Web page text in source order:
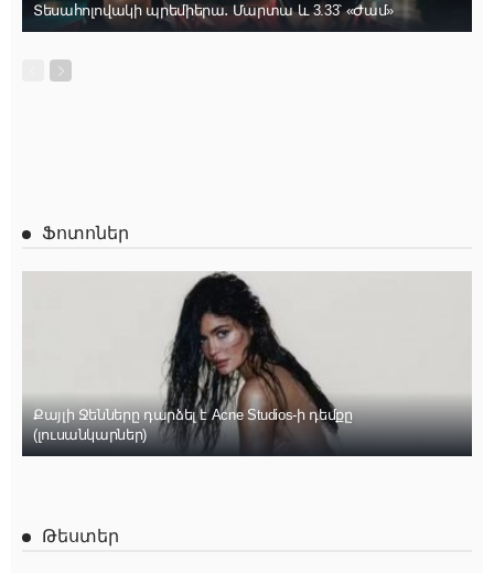
Տեսահոլովակի պրեմիերա․ Մարտա և 3.33՝ «Ժամ»
Ֆոտոներ
Քայլի Ջենները դարձել է Acne Studios-ի դեմքը
(լուսանկարներ)
Թեստեր